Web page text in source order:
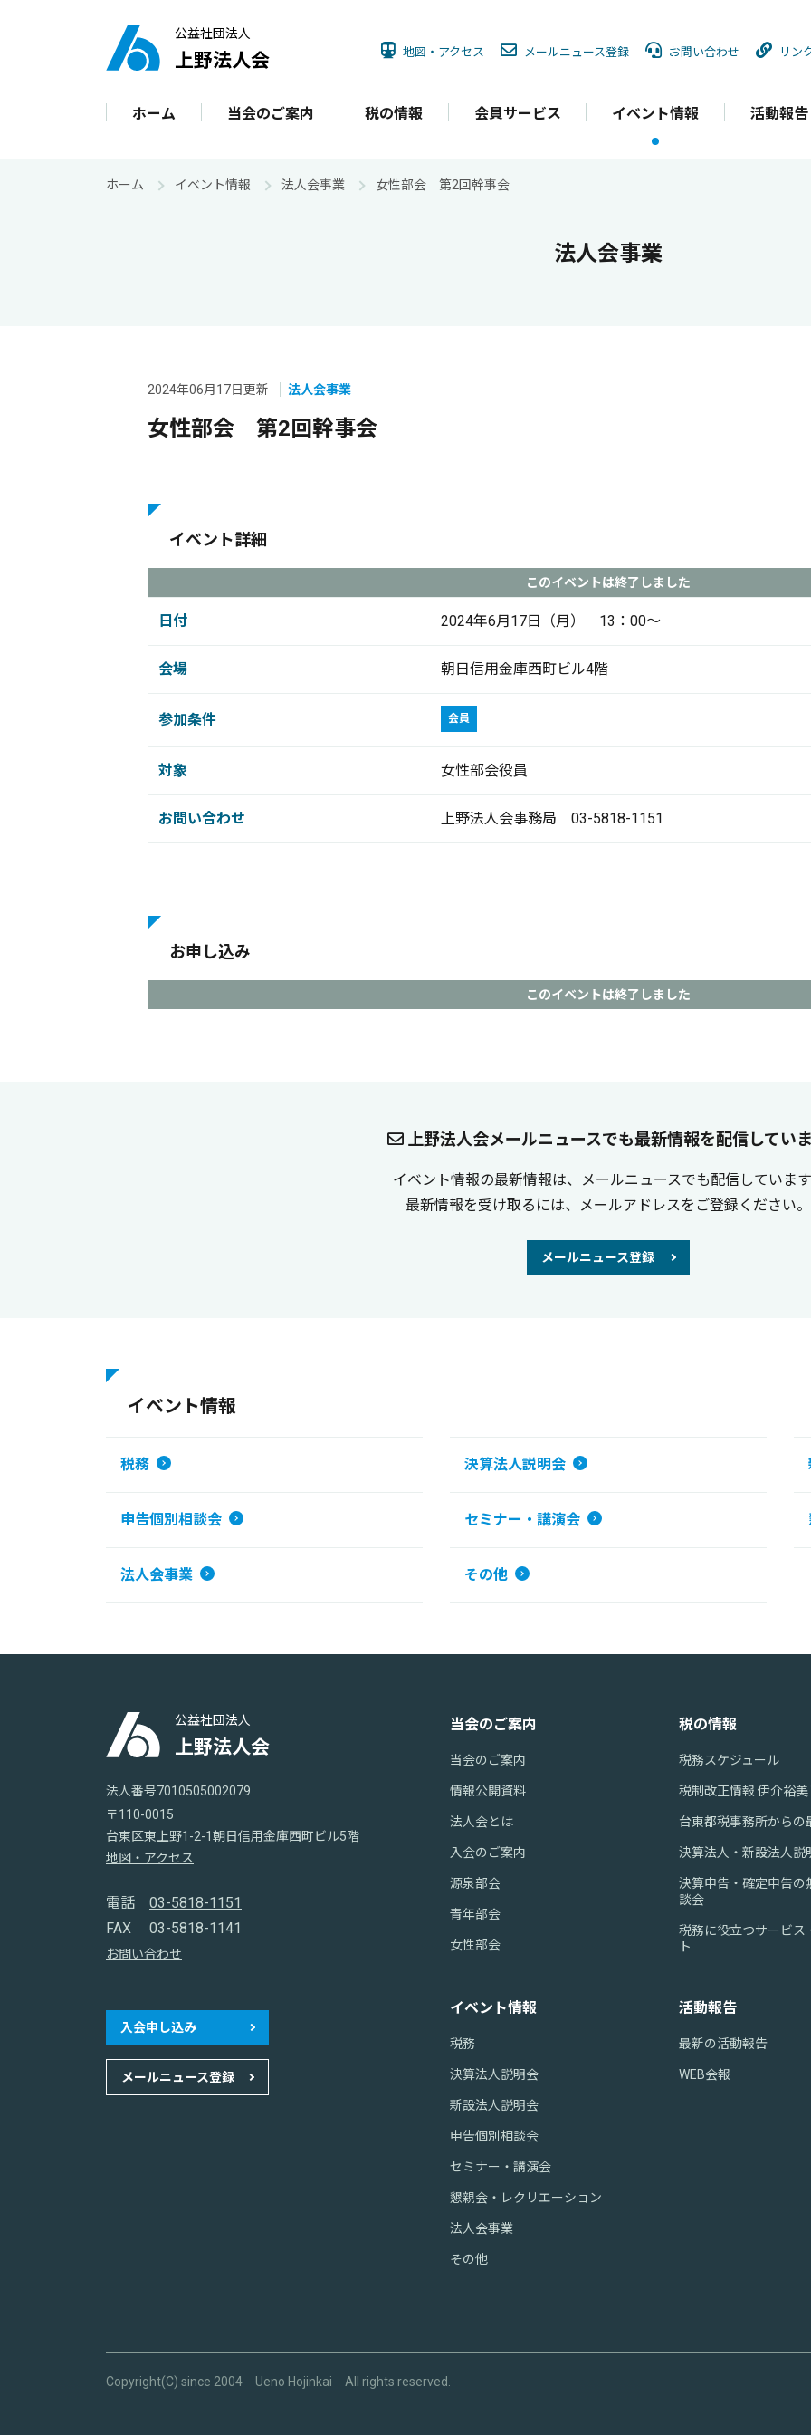
公益社団法人
上野法人会 地図・ アクセス メールニュース登録 お問い合わせ リン
ホーム 当会のご案内 税の情報 会員サービス イベント情報 活動報告
ホーム イベント情報 法人会事業 女性部会 第2回幹事会
法人会事業
2024年06月17日更新 法人会事業
女性部会 第2回幹事会
イベント詳細
このイベントは終了しました
日付 2024年6月17日（月） 13：00～
会場 朝日信用金庫西町ビル4階
参加条件 会員
対象 女性部会役員
お問い合わせ 上野法人会事務局 03-5818-1151
お申し込み
このイベントは終了しました
上野法人会メールニュースでも最新情報を配信してい
イベント情報の最新情報は、メールニュースでも配信していま
最新情報を受け取るには、メールアドレスをご登録ください。
メールニュース登録
イベント情報
税務 決算法人説明会
申告個別相談会 セミナー・講演会
法人会事業 その他
公益社団法人
上野法人会
法人番号7010505002079
〒110-0015
台東区東上野1-2-1朝日信用金庫西町ビル5階
地図・アクセス
電話
03-5818-1151
FAX
03-5818-1141
お問い合わせ
入会申し込み
メールニュース登録
当会のご案内
当会のご案内
情報公開資料
法人会とは
入会のご案内
源泉部会
青年部会
女性部会
税の情報
税務スケジュール
税制改正情報 伊介裕
台東都税事務所からの
決算法人・新設法人説
決算申告・確定申告の
談会
税務に役立つサービス
ト
イベント情報
税務
決算法人説明会
新設法人説明会
申告個別相談会
セミナー・講演会
懇親会・レクリエーション
法人会事業
その他
活動報告
最新の活動報告
WEB会報
Copyright(C) since 2004 Ueno Hojinkai All rights reserved.